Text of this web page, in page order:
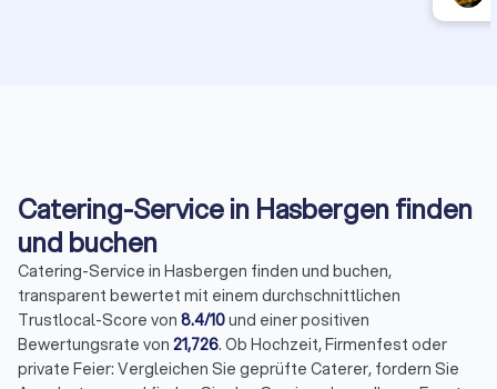
Catering-Service in Hasbergen finden
und buchen
Catering-Service in Hasbergen finden und buchen,
transparent bewertet mit einem durchschnittlichen
Trustlocal-Score von 8.4/10und einer positiven
Bewertungsrate von 21,726. Ob Hochzeit, Firmenfest oder
private Feier: Vergleichen Sie geprüfte Caterer, fordern Sie